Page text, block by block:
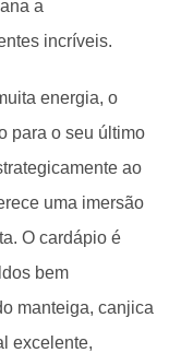
a
incríveis.
energia, o
para o seu último
ao
uma imersão
O cardápio é
bem
manteiga, canjica
excelente,